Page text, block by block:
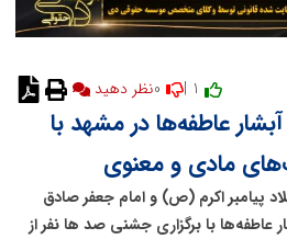
نظر دهید
عاطفه‌ها در مشهد با
مادی و معنوی
پیامبر اکرم (ص) و امام جعفر صادق
عاطفه‌ها با برگزاری جشنی ‌صد ها نفر از